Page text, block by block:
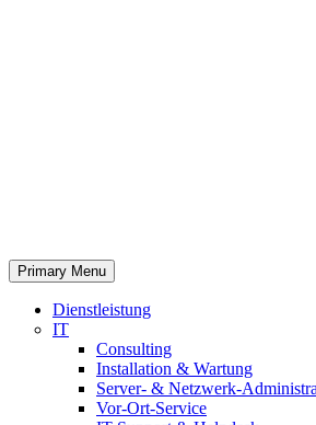
Primary Menu
Dienstleistung
IT
Consulting
Installation & Wartung
Server- & Netzwerk-
Vor-Ort-Service